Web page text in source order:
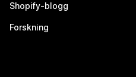
Shopify-blogg
Forskning